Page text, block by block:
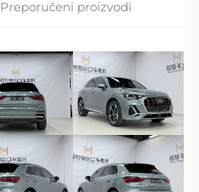
Preporučeni proizvodi